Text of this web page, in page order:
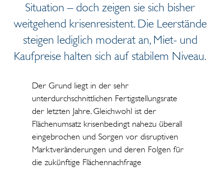
Situation – doch zeigen sie sich bisher
weitgehend krisenresistent. Die Leerstände
steigen lediglich moderat an, Miet- und
Kaufpreise halten sich auf stabilem Niveau.
Der Grund liegt in der sehr
unterdurchschnittlichen Fertigstellungsrate
der letzten Jahre. Gleichwohl ist der
Flächenumsatz krisenbedingt nahezu überall
eingebrochen und Sorgen vor disruptiven
Marktveränderungen und deren Folgen für
die zukünftige Flächennachfrage